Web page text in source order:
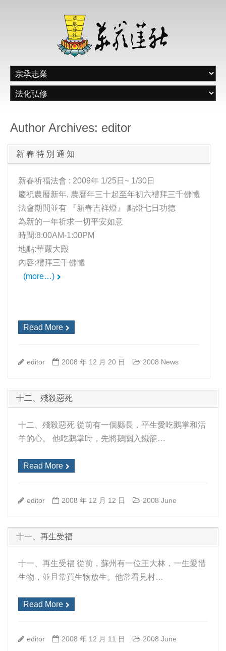
Author Archives: editor
新 春 特 別 通 知
新春祈福法會 : 2009年 1/25日~ 1/30日
慶祝農曆新年, 農曆年三十起至年初六禮拜三千佛懺
法會期間並有 『新春吉祥燈』 點燈七日功德
為新的一年祈求一切平安如意
時間:8:00AM-1:00PM
地點:華嚴大殿
內容:禮拜三千佛懺
(more…)
Read More
editor 2008 年 12 月 20 日 2008 News
十二、殘殺惡死
十二、殘殺惡死 從前有一個縣長，平生愛吃鵝掌和活
羊的心。 他吃鵝掌時，先將鵝關入鐵籠…
Read More
editor 2008 年 12 月 12 日 2008 June
十一、再生受福
十一、再生受福 從前，蘇州有一位王大林，一生愛惜
生物，並且常買生物放生。他常看見村…
Read More
editor 2008 年 12 月 11 日 2008 June